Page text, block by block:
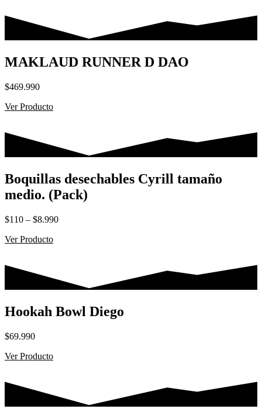
MAKLAUD RUNNER D DAO
$469.990
Ver Producto
Boquillas desechables Cyrill tamaño
medio. (Pack)
$110 – $8.990Rango
$8.990
Ver Producto
Hookah Bowl Diego
$69.990
Ver Producto